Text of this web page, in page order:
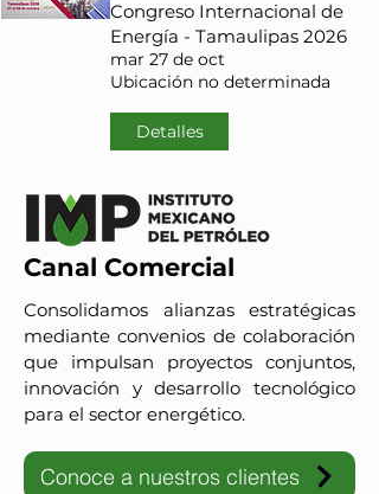
Congreso Internacional de
Energía - Tamaulipas 2026
mar 27 de oct
Ubicación no determinada
Detalles
Canal Comercial
Consolidamos alianzas estratégicas
mediante convenios de colaboración
que impulsan proyectos conjuntos,
innovación y desarrollo tecnológico
para el sector energético.
Conoce a nuestros clientes
IMP-UAdeC